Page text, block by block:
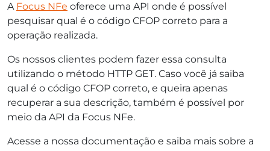
A Focus NFe oferece uma API onde é possível
pesquisar qual é o código CFOP correto para a
operação realizada.
Os nossos clientes podem fazer essa consulta
utilizando o método HTTP GET. Caso você já saiba
qual é o código CFOP correto, e queira apenas
recuperar a sua descrição, também é possível por
meio da API da Focus NFe.
Acesse a nossa documentação e saiba mais sobre a